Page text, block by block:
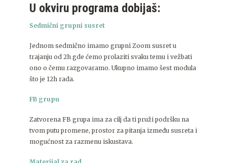
U okviru programa dobijaš:
Sedmični grupni susret
Jednom sedmično imamo grupni Zoom susret u
trajanju od 2h gde ćemo prolaziti svaku temu i vežbati
ono o čemu razgovaramo. Ukupno imamo šest modula
što je 12h rada.
FB grupu
Zatvorena FB grupa ima za cilj da ti pruži podršku na
tvom putu promene, prostor za pitanja između susreta i
mogućnost za razmenu iskustava.